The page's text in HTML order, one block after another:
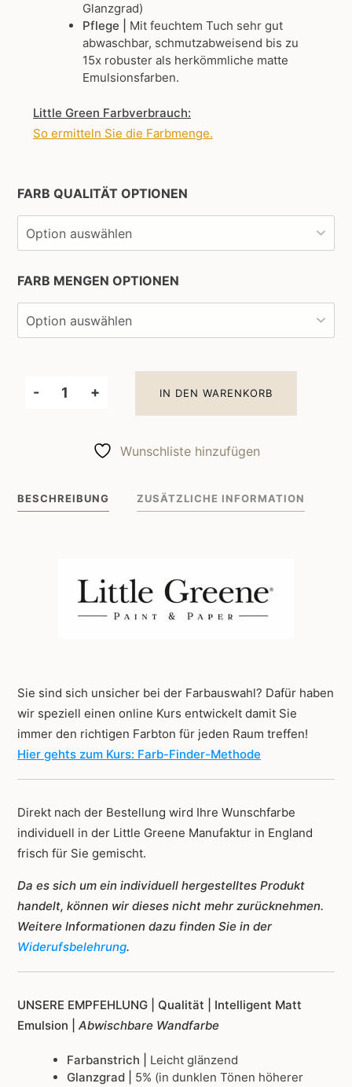
Glanzgrad)
Pflege | Mit feuchtem Tuch sehr gut
abwaschbar, schmutzabweisend bis zu
15x robuster als herkömmliche matte
Emulsionsfarben.
Little Green Farbverbrauch:
So ermitteln Sie die Farbmenge.
FARB QUALITÄT OPTIONEN
FARB MENGEN OPTIONEN
-
Little
Wandfarbe
Menge
+ IN DEN WARENKORB
Wunschliste hinzufügen
BESCHREIBUNG ZUSÄTZLICHE INFORMATION
Sie sind sich unsicher bei der Farbauswahl? Dafür haben
wir speziell einen online Kurs entwickelt damit Sie
immer den richtigen Farbton für jeden Raum treffen!
Hier gehts zum Kurs: Farb-Finder-Methode
Direkt nach der Bestellung wird Ihre Wunschfarbe
individuell in der Little Greene Manufaktur in England
frisch für Sie gemischt.
Da es sich um ein individuell hergestelltes Produkt
handelt, können wir dieses nicht mehr zurücknehmen.
Weitere Informationen dazu finden Sie in der
Widerufsbelehrung.
UNSERE EMPFEHLUNG | Qualität | Intelligent Matt
Emulsion | Abwischbare Wandfarbe
Farbanstrich | Leicht glänzend
Glanzgrad | 5% (in dunklen Tönen höherer